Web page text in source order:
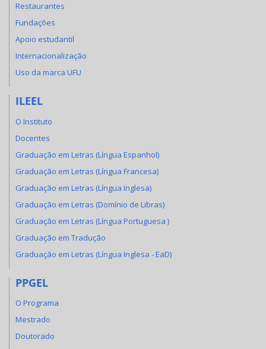
Restaurantes
Fundações
Apoio estudantil
Internacionalização
Uso da marca UFU
ILEEL
O Instituto
Docentes
Graduação em Letras (Língua Espanhol)
Graduação em Letras (Língua Francesa)
Graduação em Letras (Língua Inglesa)
Graduação em Letras (Domínio de Libras)
Graduação em Letras (Língua Portuguesa )
Graduação em Tradução
Graduação em Letras (Língua Inglesa - EaD)
PPGEL
O Programa
Mestrado
Doutorado